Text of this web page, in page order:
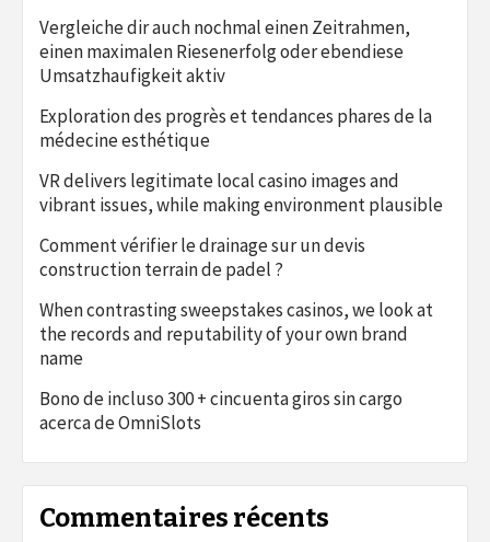
Vergleiche dir auch nochmal einen Zeitrahmen,
einen maximalen Riesenerfolg oder ebendiese
Umsatzhaufigkeit aktiv
Exploration des progrès et tendances phares de la
médecine esthétique
VR delivers legitimate local casino images and
vibrant issues, while making environment plausible
Comment vérifier le drainage sur un devis
construction terrain de padel ?
When contrasting sweepstakes casinos, we look at
the records and reputability of your own brand
name
Bono de incluso 300 + cincuenta giros sin cargo
acerca de OmniSlots
Commentaires récents